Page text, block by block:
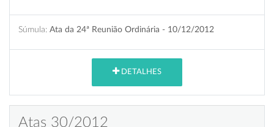
Súmula: Ata da 24ª Reunião Ordinária - 10/12/2012
DETALHES
Atas 30/2012